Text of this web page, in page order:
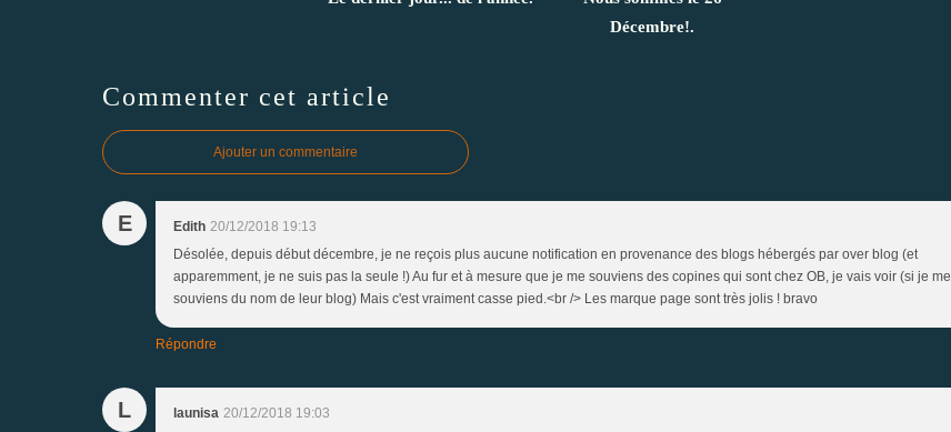
Décembre!.
Commenter cet article
Ajouter un commentaire
E Edith 20/12/2018 19:13
Désolée, depuis début décembre, je ne reçois plus aucune notification en provenance des blogs hébergés par over blog (et
apparemment, je ne suis pas la seule !) Au fur et à mesure que je me souviens des copines qui sont chez OB, je vais voir (si je me
souviens du nom de leur blog) Mais c'est vraiment casse pied.<br /> Les marque page sont très jolis ! bravo
Répondre
L launisa 20/12/2018 19:03